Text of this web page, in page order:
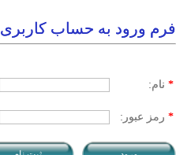
فرم ورود به حساب کاربری
* نام:
* رمز عبور: